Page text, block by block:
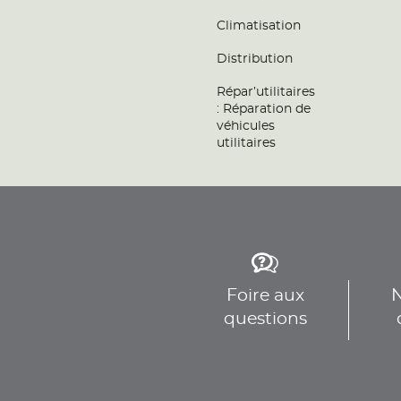
FORMULE PRO
ZAC du Moulin à Vent
95650 PUISEUX PONTOISE
Fermé actuellement
77400 LAGNY SUR MARNE
Fermé actuellement
Téléphone
Voir
Climatisation
Distribution
Répar’utilitaires
: Réparation de
véhicules
utilitaires
Foire aux
questions